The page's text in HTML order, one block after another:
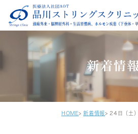
新着情報
HOME 新着情報